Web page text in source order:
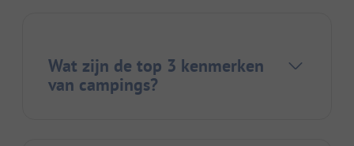
Wat zijn de top 3 kenmerken
van campings?